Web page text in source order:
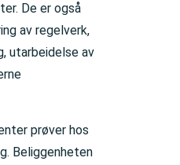
De er også
av regelverk,
utarbeidelse av
prøver hos
Beliggenheten